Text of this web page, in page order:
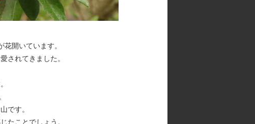
開いています。
されてきました。
です。
たことでしょう。